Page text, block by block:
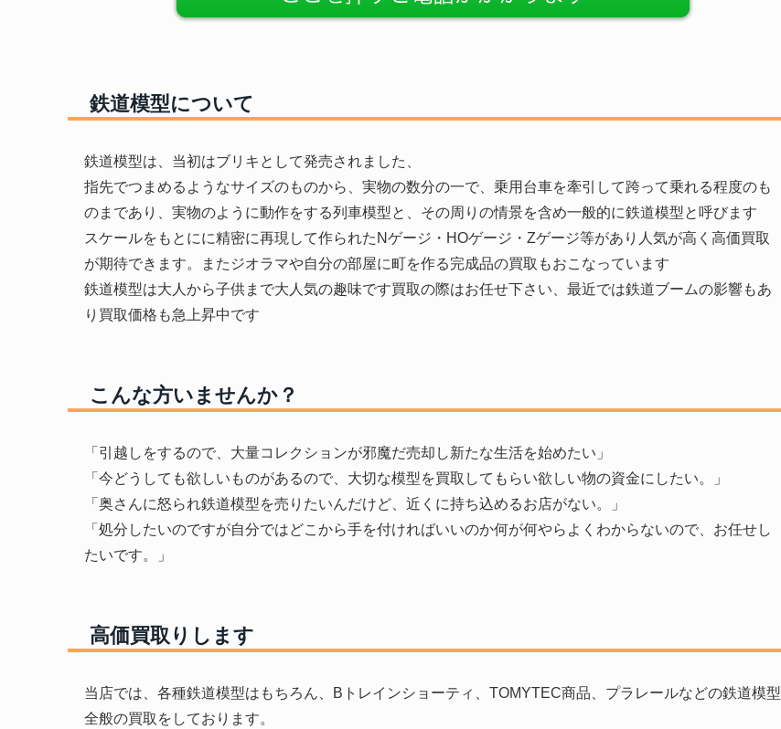
鉄道模型について
鉄道模型は、当初はブリキとして発売されました、
指先でつまめるようなサイズのものから、実物の数分の一で、乗用台車を牽引して跨って乗れる程度のも
のまであり、実物のように動作をする列車模型と、その周りの情景を含め一般的に鉄道模型と呼びます
スケールをもとにに精密に再現して作られたNゲージ・HOゲージ・Zゲージ等があり人気が高く高価買取
が期待できます。またジオラマや自分の部屋に町を作る完成品の買取もおこなっています
鉄道模型は大人から子供まで大人気の趣味です買取の際はお任せ下さい、最近では鉄道ブームの影響もあ
り買取価格も急上昇中です
こんな方いませんか？
「引越しをするので、大量コレクションが邪魔だ売却し新たな生活を始めたい」
「今どうしても欲しいものがあるので、大切な模型を買取してもらい欲しい物の資金にしたい。」
「奥さんに怒られ鉄道模型を売りたいんだけど、近くに持ち込めるお店がない。」
「処分したいのですが自分ではどこから手を付ければいいのか何が何やらよくわからないので、お任せし
たいです。」
高価買取りします
当店では、各種鉄道模型はもちろん、Bトレインショーティ、TOMYTEC商品、プラレールなどの鉄道模型
全般の買取をしております。